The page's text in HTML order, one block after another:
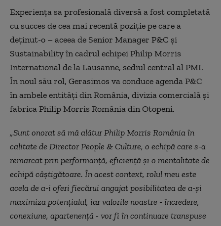
Experiența sa profesională diversă a fost completată
cu succes de cea mai recentă poziție pe care a
deținut-o – aceea de Senior Manager P&C și
Sustainability în cadrul echipei Philip Morris
International de la Lausanne, sediul central al PMI.
În noul său rol, Gerasimos va conduce agenda P&C
în ambele entități din România, divizia comercială și
fabrica Philip Morris România din Otopeni.
„Sunt onorat să mă alătur Philip Morris România în
calitate de Director People & Culture, o echipă care s-a
remarcat prin performanță, eficiență și o mentalitate de
echipă câștigătoare. În acest context, rolul meu este
acela de a-i oferi fiecărui angajat posibilitatea de a-și
maximiza potențialul, iar valorile noastre - încredere,
conexiune, apartenență - vor fi în continuare transpuse